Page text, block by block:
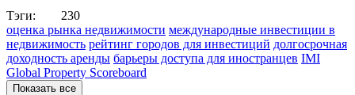
Тэги:
230
оценка рынка недвижимости международные инвестиции в
недвижимость рейтинг городов для инвестиций долгосрочная
доходность аренды барьеры доступа для иностранцев IMI
Global Property Scoreboard
Показать все